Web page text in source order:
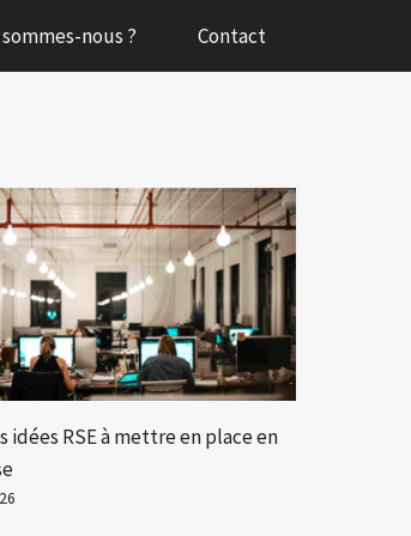
nous ? Contact
idées RSE à mettre en place en